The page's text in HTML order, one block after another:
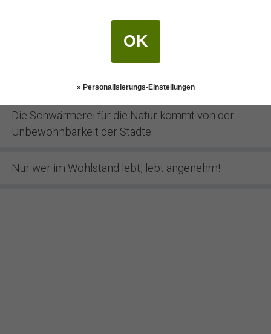
Die Erfindungen für Menschen werden unterdrückt,
die Erfindungen gegen sie gefördert.
Die Schwärmerei für die Natur kommt von der
Unbewohnbarkeit der Städte.
Nur wer im Wohlstand lebt, lebt angenehm!
OK
» Personalisierungs-Einstellungen